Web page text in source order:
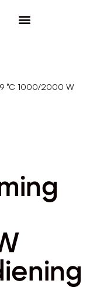
°C 1000/2000 W